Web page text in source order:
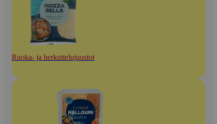
Ruoka- ja herkuttelujuustot